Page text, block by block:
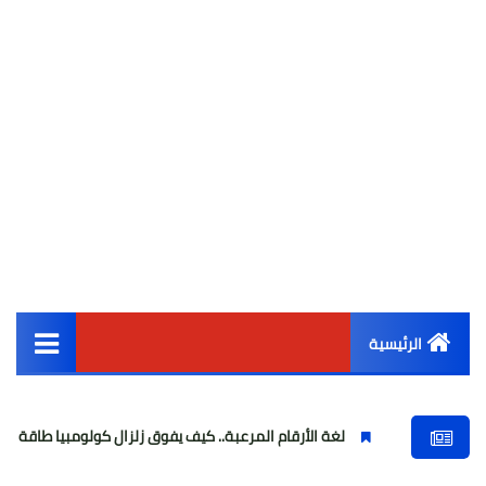
الرئيسية
أخبار مصر
لغة الأرقام المرعبة.. كيف يفوق زلزال كولومبيا طاقة زلزال مصر بـ 500 ضعف